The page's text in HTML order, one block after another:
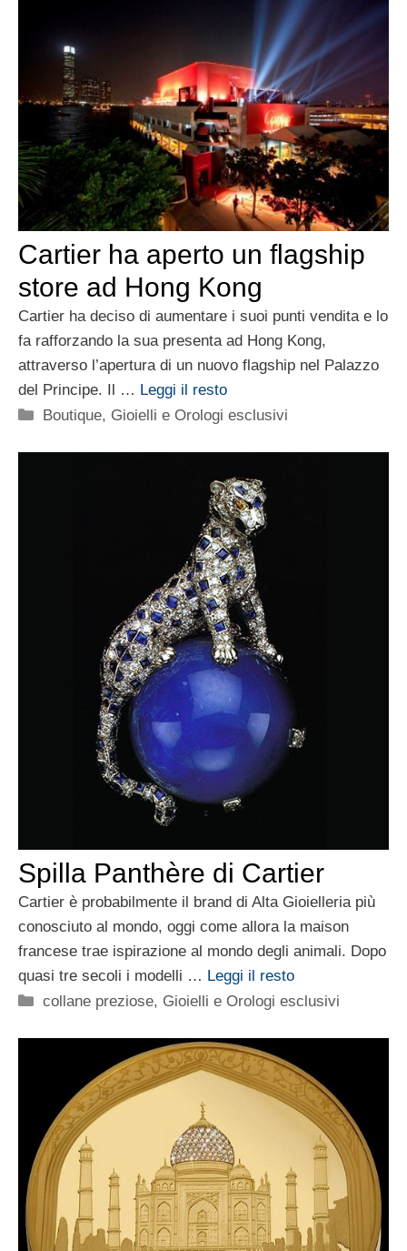
Cartier ha aperto un flagship
store ad Hong Kong
Cartier ha deciso di aumentare i suoi punti vendita e lo
fa rafforzando la sua presenta ad Hong Kong,
attraverso l’apertura di un nuovo flagship nel Palazzo
del Principe. Il … Leggi il resto
Categorie
Boutique, Gioielli e Orologi esclusivi
Spilla Panthère di Cartier
Cartier è probabilmente il brand di Alta Gioielleria più
conosciuto al mondo, oggi come allora la maison
francese trae ispirazione al mondo degli animali. Dopo
quasi tre secoli i modelli … Leggi il resto
Categorie
collane preziose, Gioielli e Orologi esclusivi